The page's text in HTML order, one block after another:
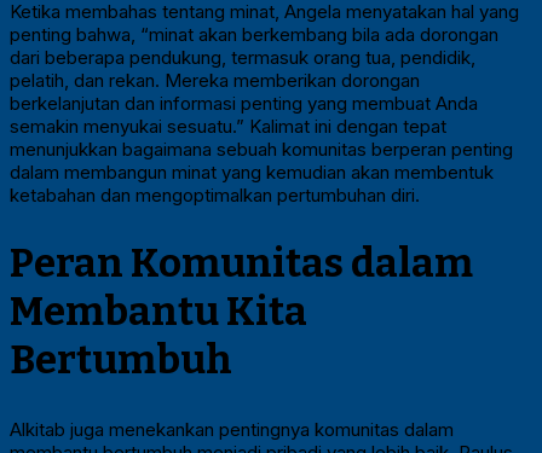
Ketika membahas tentang minat, Angela menyatakan hal yang
penting bahwa, “minat akan berkembang bila ada dorongan
dari beberapa pendukung, termasuk orang tua, pendidik,
pelatih, dan rekan. Mereka memberikan dorongan
berkelanjutan dan informasi penting yang membuat Anda
semakin menyukai sesuatu.” Kalimat ini dengan tepat
menunjukkan bagaimana sebuah komunitas berperan penting
dalam membangun minat yang kemudian akan membentuk
ketabahan dan mengoptimalkan pertumbuhan diri.
Peran Komunitas dalam
Membantu Kita
Bertumbuh
Alkitab juga menekankan pentingnya komunitas dalam